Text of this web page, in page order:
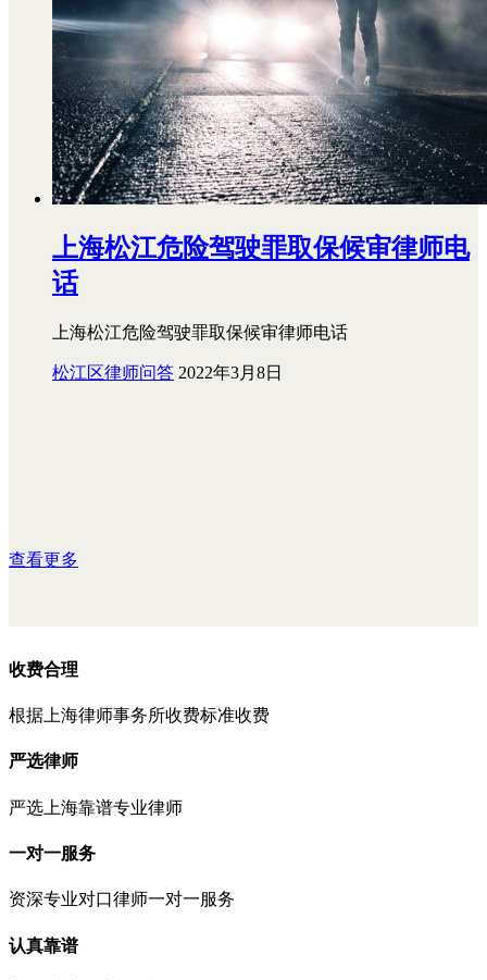
上海松江危险驾驶罪取保候审律师电
话
上海松江危险驾驶罪取保候审律师电话
松江区律师问答 2022年3月8日
查看更多
收费合理
根据上海律师事务所收费标准收费
严选律师
严选上海靠谱专业律师
一对一服务
资深专业对口律师一对一服务
认真靠谱